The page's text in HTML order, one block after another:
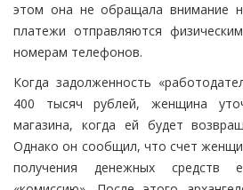
этом она не обращала внимание
платежи отправляются
номерам телефонов.
Когда задолженность
400 тысяч рублей, женщина
магазина, когда ей будет
Однако он сообщил, что счет
получения денежных средств